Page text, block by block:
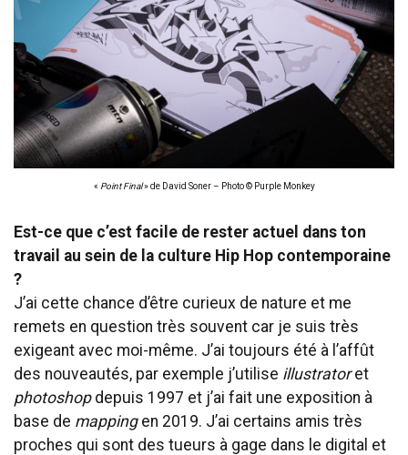
« Point Final» de David Soner – Photo © Purple Monkey
Est-ce que c’est facile de rester actuel dans ton
travail au sein de la culture Hip Hop contemporaine
?
J’ai cette chance d’être curieux de nature et me
remets en question très souvent car je suis très
exigeant avec moi-même. J’ai toujours été à l’affût
des nouveautés, par exemple j’utilise illustratoret
photoshopdepuis 1997 et j’ai fait une exposition à
base de mappingen 2019. J’ai certains amis très
proches qui sont des tueurs à gage dans le digital et